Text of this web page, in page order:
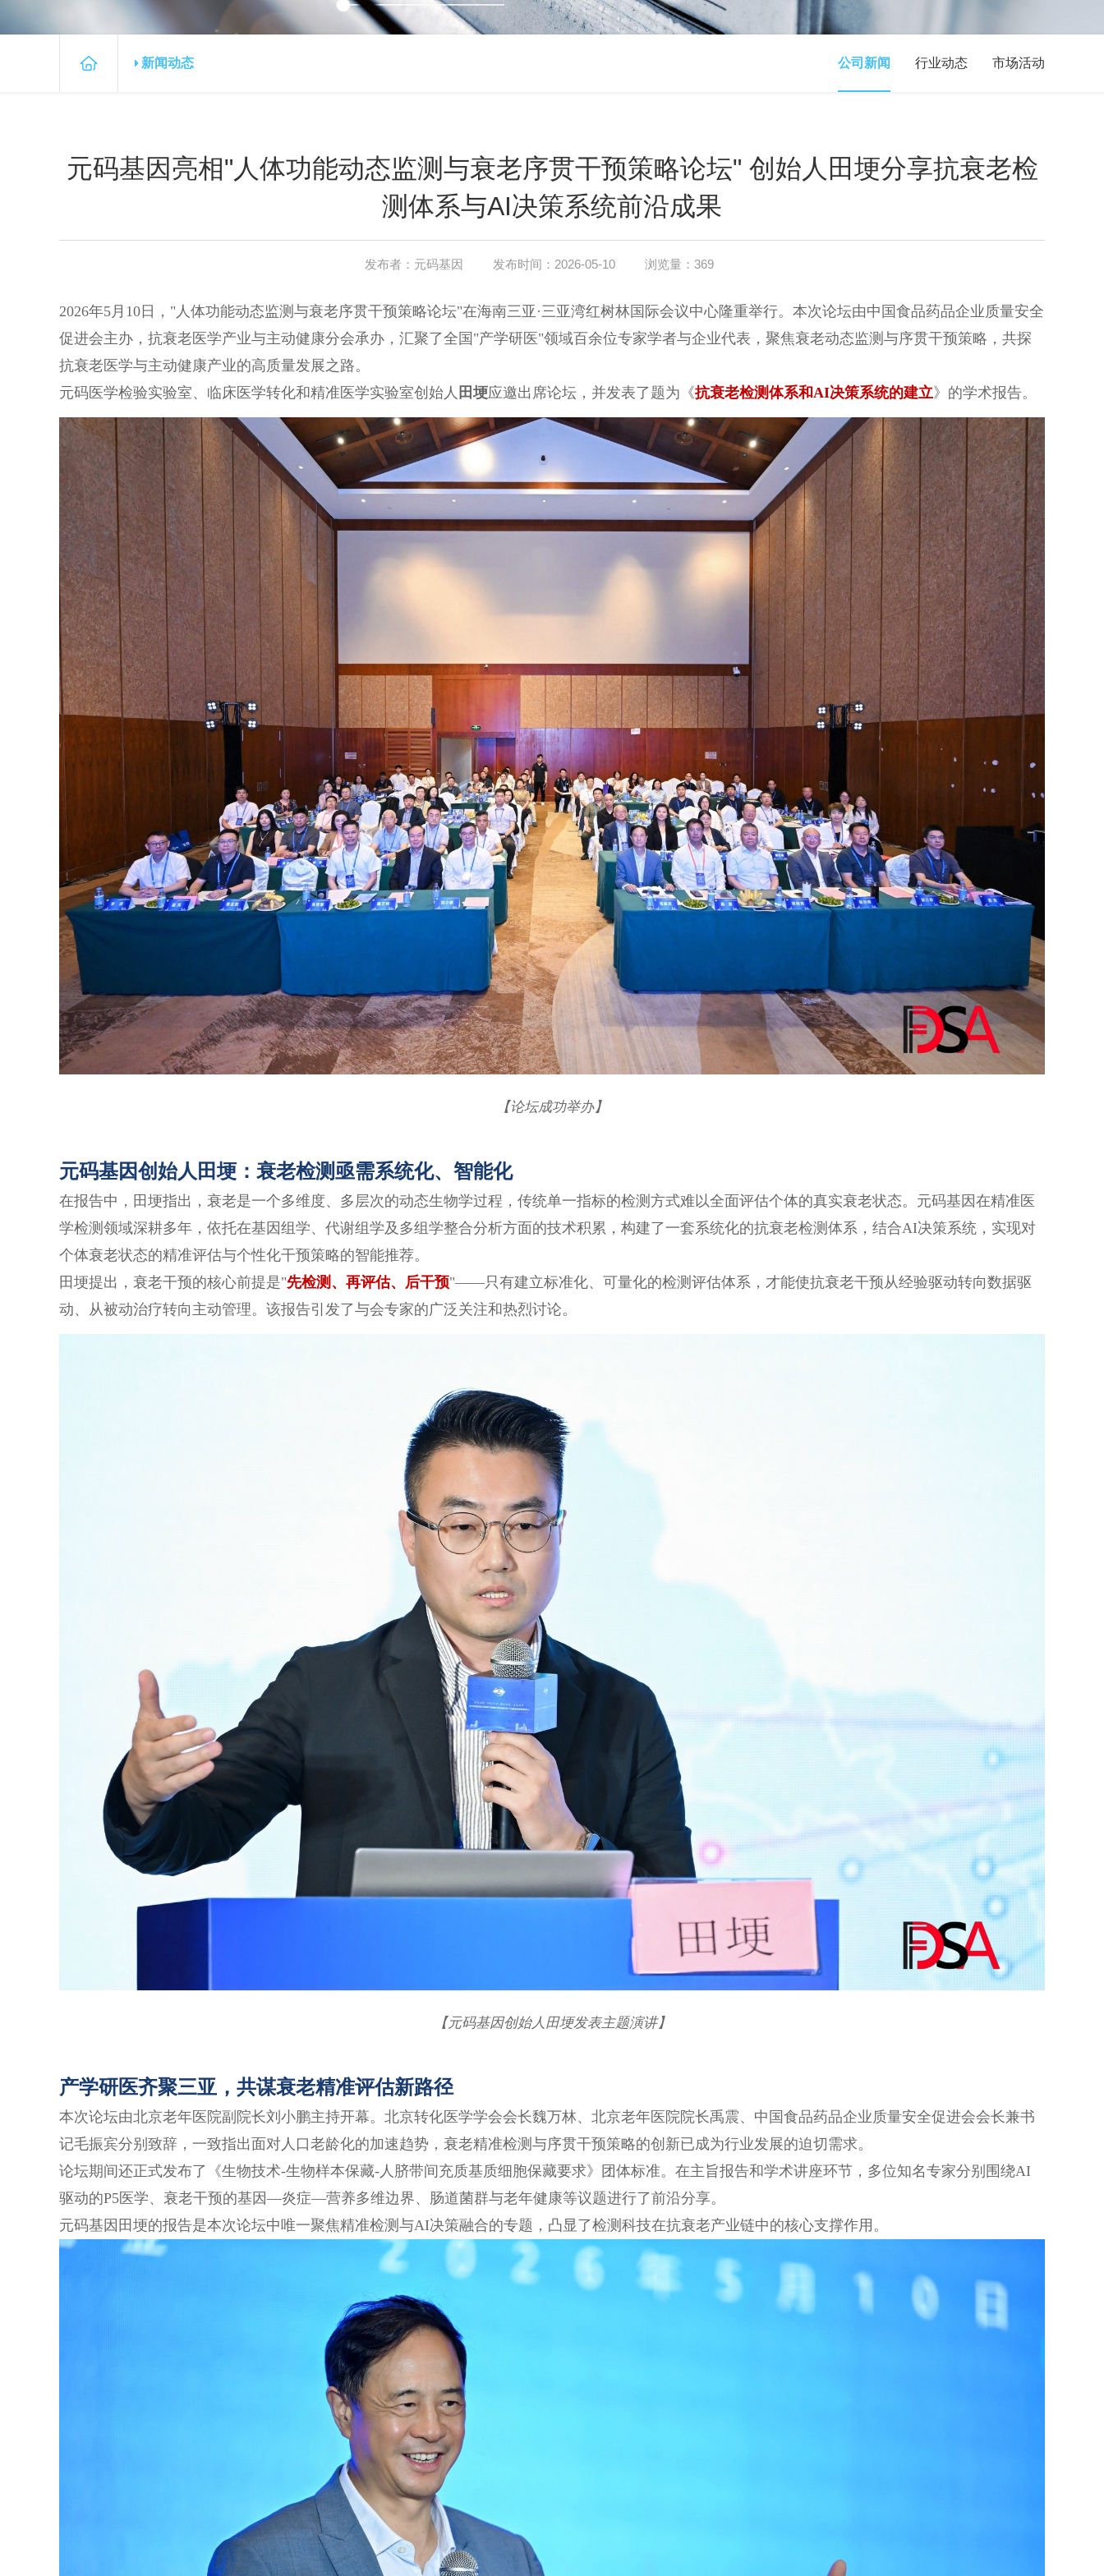
新闻动态 公司新闻 行业动态 市场活动
元码基因亮相"人体功能动态监测与衰老序贯干预策略论坛" 创始人田埂分享抗衰老检
测体系与AI决策系统前沿成果
发布者：元码基因 发布时间：2026-05-10 浏览量：369
2026年5月10日，"人体功能动态监测与衰老序贯干预策略论坛"在海南三亚·三亚湾红树林国际会议中心隆重举行。本次论坛由中国食品药品企业质量安全
促进会主办，抗衰老医学产业与主动健康分会承办，汇聚了全国"产学研医"领域百余位专家学者与企业代表，聚焦衰老动态监测与序贯干预策略，共探
抗衰老医学与主动健康产业的高质量发展之路。
元码医学检验实验室、临床医学转化和精准医学实验室创始人 田埂应邀出席论坛，并发表了题为《抗衰老检测体系和AI决策系统的建立》的学术报告。
【论坛成功举办】
元码基因创始人田埂：衰老检测亟需系统化、智能化
在报告中，田埂指出，衰老是一个多维度、多层次的动态生物学过程，传统单一指标的检测方式难以全面评估个体的真实衰老状态。元码基因在精准医
学检测领域深耕多年，依托在基因组学、代谢组学及多组学整合分析方面的技术积累，构建了一套系统化的抗衰老检测体系，结合AI决策系统，实现对
个体衰老状态的精准评估与个性化干预策略的智能推荐。
田埂提出，衰老干预的核心前提是"先检测、再评估、后干预"——只有建立标准化、可量化的检测评估体系，才能使抗衰老干预从经验驱动转向数据驱
动、从被动治疗转向主动管理。该报告引发了与会专家的广泛关注和热烈讨论。
【元码基因创始人田埂发表主题演讲】
产学研医齐聚三亚，共谋衰老精准评估新路径
本次论坛由北京老年医院副院长刘小鹏主持开幕。北京转化医学学会会长魏万林、北京老年医院院长禹震、中国食品药品企业质量安全促进会会长兼书
记毛振宾分别致辞，一致指出面对人口老龄化的加速趋势，衰老精准检测与序贯干预策略的创新已成为行业发展的迫切需求。
论坛期间还正式发布了《生物技术-生物样本保藏-人脐带间充质基质细胞保藏要求》团体标准。在主旨报告和学术讲座环节，多位知名专家分别围绕AI
驱动的P5医学、衰老干预的基因—炎症—营养多维边界、肠道菌群与老年健康等议题进行了前沿分享。
元码基因田埂的报告是本次论坛中唯一聚焦精准检测与AI决策融合的专题，凸显了检测科技在抗衰老产业链中的核心支撑作用。